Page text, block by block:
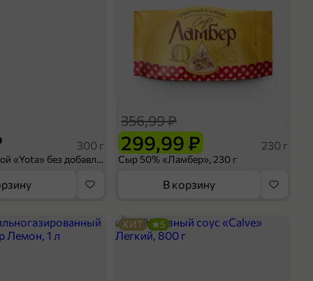
300 г
Йогурт питьевой «Yota» без добавления сахара, 300 г
299,99 ₽
356,99 ₽
230 г
Сыр 50% «Ламбер», 230 г
В корзину
ХИТ 5